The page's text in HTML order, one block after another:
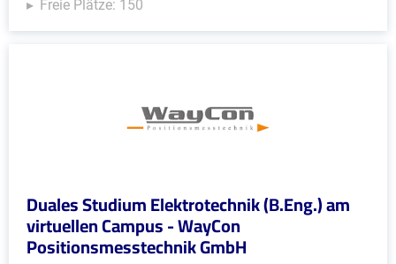
Freie Plätze: 150
Duales Studium Elektrotechnik (B.Eng.) am
virtuellen Campus - WayCon
Positionsmesstechnik GmbH